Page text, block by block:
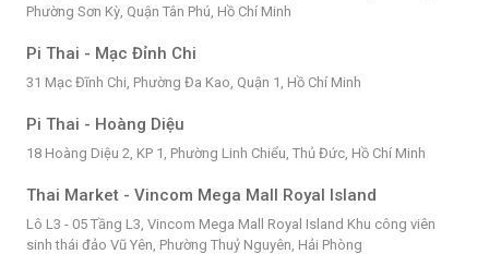
Phường Sơn Kỳ, Quận Tân Phú, Hồ Chí Minh
Pi Thai - Mạc Đỉnh Chi
31 Mạc Đĩnh Chi, Phường Đa Kao, Quận 1, Hồ Chí Minh
Pi Thai - Hoàng Diệu
18 Hoàng Diệu 2, KP 1, Phường Linh Chiểu, Thủ Đức, Hồ Chí Minh
Thai Market - Vincom Mega Mall Royal Island
Lô L3 - 05 Tầng L3, Vincom Mega Mall Royal Island Khu công viên
sinh thái đảo Vũ Yên, Phường Thuỷ Nguyên, Hải Phòng